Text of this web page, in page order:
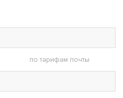
по тарифам почты